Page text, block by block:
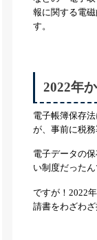
報に関する電
す。
2022年
電子帳簿保存
が、事前に税
電子データの
い制度だったん
ですが！2022
請書をわざわざ